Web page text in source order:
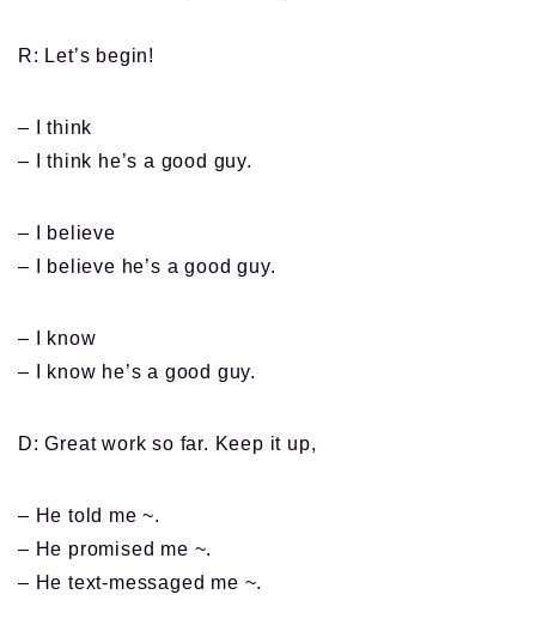
R: Let’s begin!
– I think
– I think he’s a good guy.
– I believe
– I believe he’s a good guy.
– I know
– I know he’s a good guy.
D: Great work so far. Keep it up,
– He told me ~.
– He promised me ~.
– He text-messaged me ~.